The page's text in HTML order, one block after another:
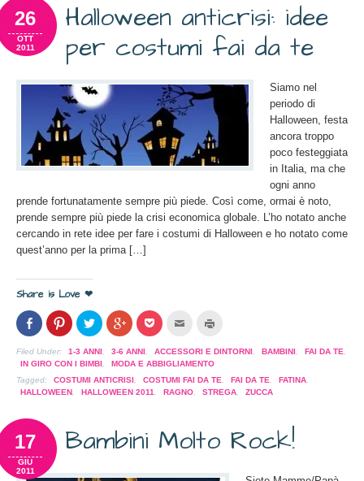
finestra)finestra)
in
una
nuova
finestra)
Halloween anticrisi: idee
per costumi fai da te
26
OTT
2011
Siamo nel
periodo di
Halloween, festa
ancora troppo
poco festeggiata
in Italia, ma che
ogni anno
prende fortunatamente sempre più piede. Così come, ormai è noto,
prende sempre più piede la crisi economica globale. L’ho notato anche
cercando in rete idee per fare i costumi di Halloween e ho notato come
quest’anno per la prima […]
Share is Love ❤
Condividi
su
Facebook
(Si
apre
in
una
nuova
finestra)
Clicca
per
condividere
su
Pinterest
(Si
apre
in
una
Clicca
per
condividere
su
Twitter
(Si
apre
in
una
Clicca
per
condividere
su
Google+
(Si
apre
in
una
Clicca
per
su
Pocket
(Si
apre
in
una
Clicca
l'articolo
via
mail
ad
un
amico
in
una
nuova
(Si
una
nuova
finestra)
Filed Under: 1-3 ANNI , 3-6 ANNI , ACCESSORI E DINTORNI , BAMBINI , FAI DA TE,
IN GIRO CON I BIMBI ,
MODA E ABBIGLIAMENTO
Tagged:
COSTUMI ANTICRISI , COSTUMI FAI DA TE, FAI DA TE, FATINA,
HALLOWEEN, HALLOWEEN 2011, RAGNO, STREGA, ZUCCA
Bambini Molto Rock!
17
GIU
2011